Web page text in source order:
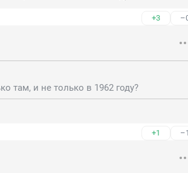
+3
там, и не только в 1962 году?
+1 –1